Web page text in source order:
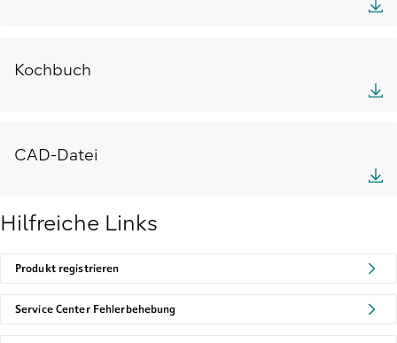
Kochbuch
CAD-Datei
Hilfreiche Links
Produkt registrieren
Service Center Fehlerbehebung